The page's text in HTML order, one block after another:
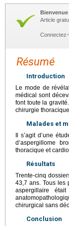
Article
Résumé
Introduction
Le mode de
médical sont
font toute la
chirurgie
Malades et
Il s’agit d’une
d’aspergillome
thoracique et
Résultats
Trente-cinq
43,7 ans. Tous les
aspergillaire
chirurgical sans
Conclusion